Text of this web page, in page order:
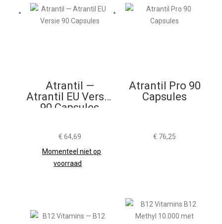
Atrantil —
Atrantil EU Versie
90 Capsules
€ 64,69
Momenteel niet op
voorraad
Atrantil Pro 90
Capsules
€ 76,25